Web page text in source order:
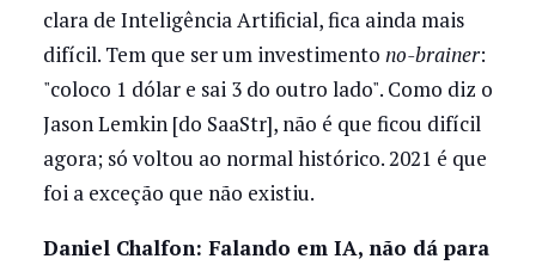
clara de Inteligência Artificial, fica ainda mais
difícil. Tem que ser um investimento no-brainer:
"coloco 1 dólar e sai 3 do outro lado". Como diz o
Jason Lemkin [do SaaStr], não é que ficou difícil
agora; só voltou ao normal histórico. 2021 é que
foi a exceção que não existiu.
Daniel Chalfon: Falando em IA, não dá para